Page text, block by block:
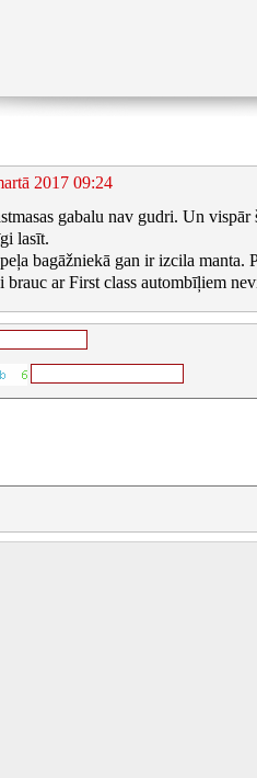
2017 09:24
gabalu nav gudri. Un
lasīt.
bagāžniekā gan ir izcila manta.
ar First class autombīļiem